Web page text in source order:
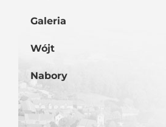
Galeria
Wójt
Nabory